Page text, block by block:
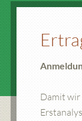
Damit wir